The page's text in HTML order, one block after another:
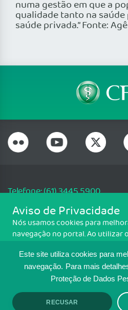
Este site utiliza cookies para
navegação. Para mais
Proteção de Dados
RECUSAR
numa gestão em que a
qualidade tanto na
saúde privada.” Fonte:
Telefone: (61) 3445 5900
Email: cfm@portalmedico.org.br
SGAS 616, Conjunto D, Lote 115, L2 Sul,
CNPJ: 33.583.550/0001-30
MAPA DO SITE
TRANSPARÊNCIA E
CONTAS
Aviso de Privacidade
Nós usamos cookies para
navegação no portal. Ao utilizar
Para ter mais informações
Política de cookies. Se você